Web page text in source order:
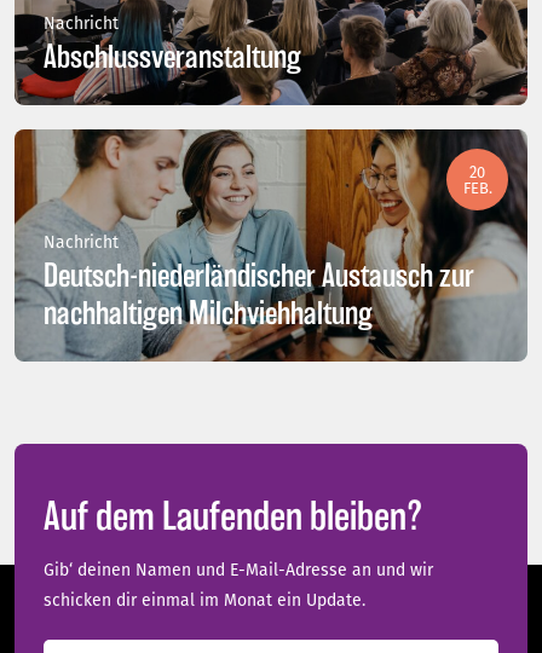
Nachricht
Abschlussveranstaltung
20
FEB.
Nachricht
Deutsch-niederländischer Austausch zur
nachhaltigen Milchviehhaltung
Auf dem Laufenden bleiben?
Gib‘ deinen Namen und E-Mail-Adresse an und wir
schicken dir einmal im Monat ein Update.